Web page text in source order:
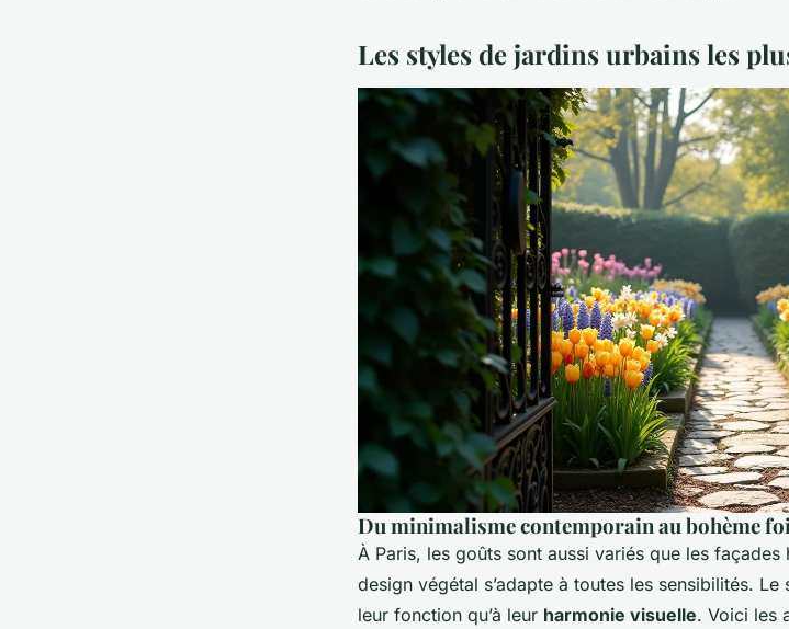
Les styles de jardins urbains les
Du minimalisme contemporain au bohème
À Paris, les goûts sont aussi variés que les façades
design végétal s’adapte à toutes les sensibilités.
leur fonction qu’à leur harmonie visuelle. Voici les